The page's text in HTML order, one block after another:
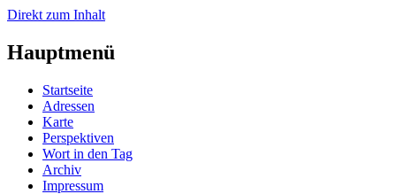
Direkt zum Inhalt
Hauptmenü
Startseite
Adressen
Karte
Perspektiven
Wort in den Tag
Archiv
Impressum